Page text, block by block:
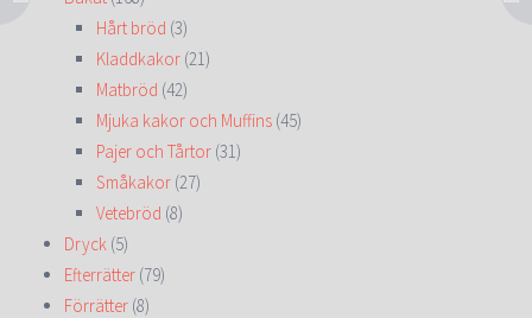
Hårt bröd (3)
Kladdkakor (21)
Matbröd (42)
Mjuka kakor och Muffins (45)
Pajer och Tårtor (31)
Småkakor (27)
Vetebröd (8)
Dryck (5)
Efterrätter (79)
Förrätter (8)